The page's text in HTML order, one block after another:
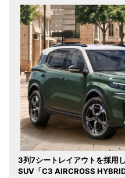
3列7シートレイアウトを採用
SUV「C3 AIRCROSS